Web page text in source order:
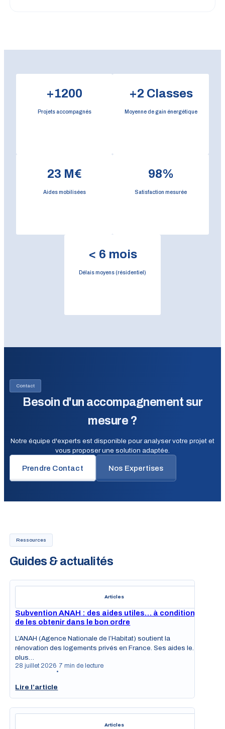
+1200
Projets accompagnés
+2Classes
Moyenne de gain énergétique
23 M€
Aides mobilisées
98%
Satisfaction mesurée
< 6 mois
Délais moyens (résidentiel)
Contact
Besoin d'un accompagnement sur
mesure ?
Notre équipe d'experts est disponible pour analyser votre projet et
vous proposer une solution adaptée.
Prendre Contact Nos Expertises
Ressources
Guides & actualités
Articles
Subvention ANAH : des aides utiles… à condition
de les obtenir dans le bon ordre
L’ANAH (Agence Nationale de l’Habitat) soutient la
rénovation des logements privés en France. Ses aides les
plus…
28 juillet 2026
•
7 min de lecture
Lire l’article
Articles